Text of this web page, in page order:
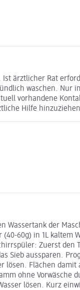
Ist ärztlicher Rat
waschen. Nur
vorhandene
Hilfe
Wassertank der
60g) in 1L kaltem
Zuerst den
Sieb aussparen.
lösen. Flächen
ohne Vorwäsche
lösen. Kurz